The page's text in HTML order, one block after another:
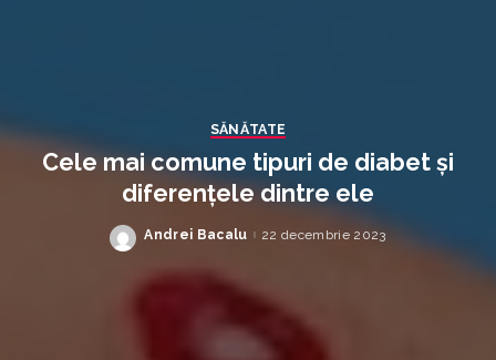
SĂNĂTATE
Cele mai comune tipuri de diabet și
diferențele dintre ele
Posted
Andrei Bacalu 22 decembrie 2023